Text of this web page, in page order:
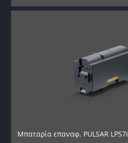
Μπαταρία επαναφ. PULSAR LPS7i